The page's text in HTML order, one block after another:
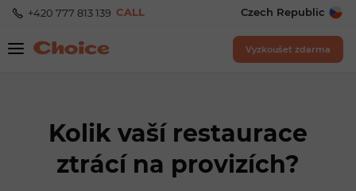
+420 777 813 139 CALL Czech Republic
Vyzkoušet zdarma
Kolik vaší restaurace
ztrácí na provizích?